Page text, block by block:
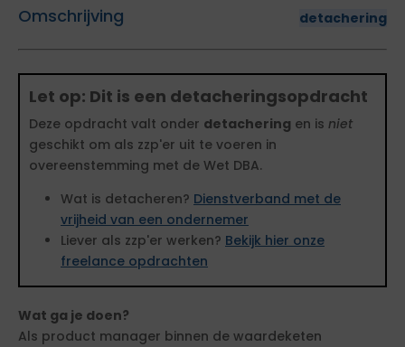
Omschrijving detachering
Let op: Dit is een detacheringsopdracht
Deze opdracht valt onder detachering en is niet
geschikt om als zzp'er uit te voeren in
overeenstemming met de Wet DBA.
Wat is detacheren? Dienstverband met de
vrijheid van een ondernemer
Liever als zzp'er werken? Bekijk hier onze
freelance opdrachten
Wat ga je doen?
Als product manager binnen de waardeketen